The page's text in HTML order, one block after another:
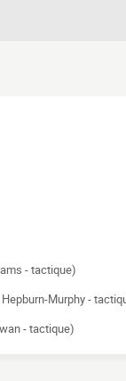
- tactique)
Hepburn-Murphy -
- tactique)